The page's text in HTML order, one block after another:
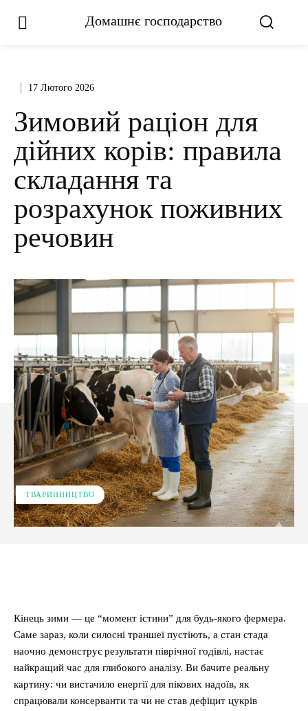
Домашнє господарство
17 Лютого 2026
Зимовий раціон для
дійних корів: правила
складання та
розрахунок поживних
речовин
ТВАРИННИЦТВО
Кінець зими — це “момент істини” для будь-якого фермера.
Саме зараз, коли силосні траншеї пустіють, а стан стада
наочно демонструє результати піврічної годівлі, настає
найкращий час для глибокого аналізу. Ви бачите реальну
картину: чи вистачило енергії для пікових надоїв, як
спрацювали консерванти та чи не став дефіцит цукрів